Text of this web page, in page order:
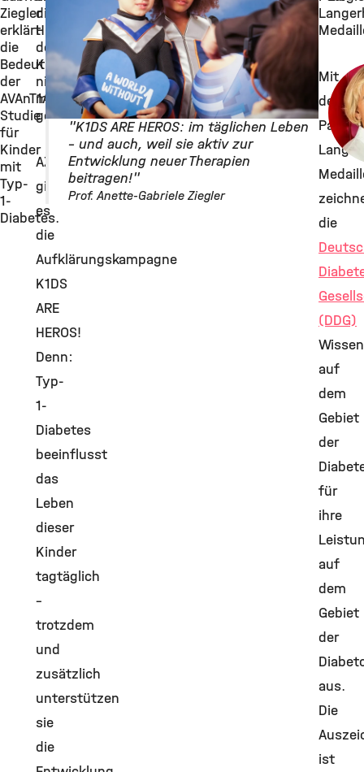
Ziegler
erklärt
die
Bedeutung
der
AVAnT1A-
Studie
für
Kinder
mit
Typ-
1-
Diabetes.
die
Hilfe
der
Kinder
nicht
möglich
gewesen...
AZ: Deshalb
gibt
es
die
Aufklärungskampagne
K1DS
ARE
HEROS!
Denn:
Typ-
1-
Diabetes
beeinflusst
das
Leben
dieser
Kinder
tagtäglich
–
trotzdem
und
zusätzlich
unterstützen
sie
die
"K1DS ARE HEROS: im täglichen Leben
– und auch, weil sie aktiv zur
Entwicklung neuer Therapien
beitragen!"
Prof. Anette-Gabriele Ziegler
Mit
der
Paul-
die
(DDG)
auf
dem
Gebiet
der
für
ihre
auf
dem
Gebiet
der
aus.
Die
ist